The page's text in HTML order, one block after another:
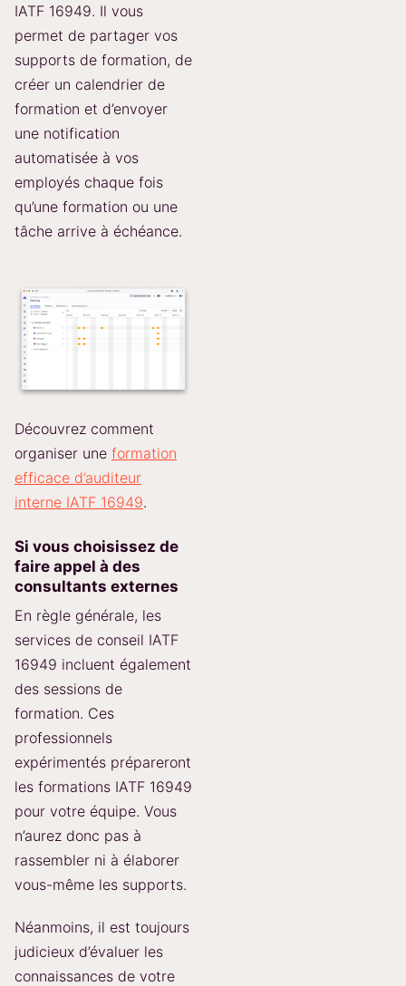
IATF 16949. Il vous
permet de partager vos
supports de formation, de
créer un calendrier de
formation et d’envoyer
une notification
automatisée à vos
employés chaque fois
qu’une formation ou une
tâche arrive à échéance.
Découvrez comment
organiser une formation
efficace d’auditeur
interne IATF 16949.
Si vous choisissez de
faire appel à des
consultants externes
En règle générale, les
services de conseil IATF
16949 incluent également
des sessions de
formation. Ces
professionnels
expérimentés prépareront
les formations IATF 16949
pour votre équipe. Vous
n’aurez donc pas à
rassembler ni à élaborer
vous-même les supports.
Néanmoins, il est toujours
judicieux d’évaluer les
connaissances de votre